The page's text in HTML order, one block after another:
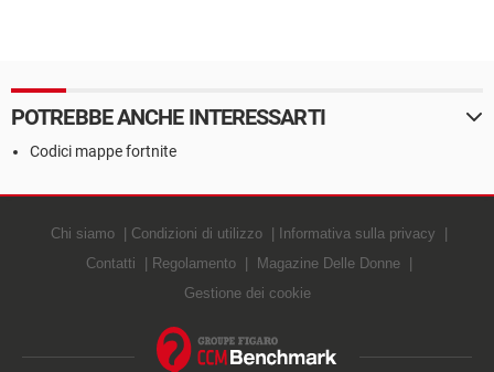
POTREBBE ANCHE INTERESSARTI
Codici mappe fortnite
Chi siamo Condizioni di utilizzo
Informativa sulla privacy
Contatti
Regolamento
Magazine Delle Donne
Gestione dei cookie